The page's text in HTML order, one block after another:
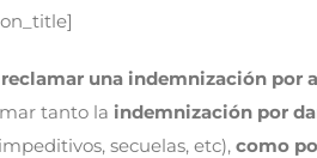
reclamar una indemnización por
tanto la indemnización por
secuelas, etc), como